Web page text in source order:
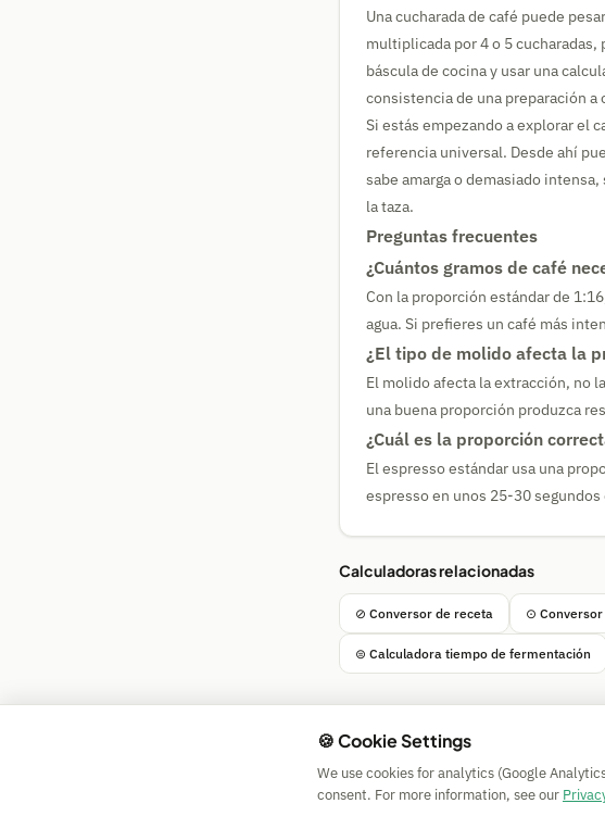
Una cucharada de café puede
multiplicada por 4 o 5
báscula de cocina y usar una
consistencia de una preparación a
Si estás empezando a explorar el
referencia universal. Desde ahí
sabe amarga o demasiado
la taza.
Preguntas frecuentes
¿Cuántos gramos de café
Con la proporción estándar de
agua. Si prefieres un café más
¿El tipo de molido afecta la
El molido afecta la extracción, no
una buena proporción produzca
¿Cuál es la proporción
El espresso estándar usa una
espresso en unos 25-30
Calculadoras relacionadas
⊘ Conversor de receta ⊙
⊜ Calculadora tiempo de fermentación
🍪 Cookie Settings
We use cookies for analytics (Google
consent. For more information, see our